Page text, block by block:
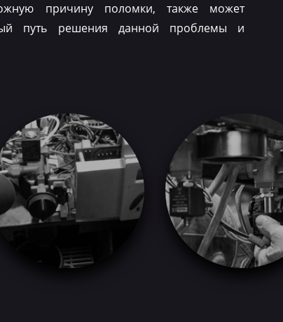
причину поломки, также может
путь решения данной проблемы и